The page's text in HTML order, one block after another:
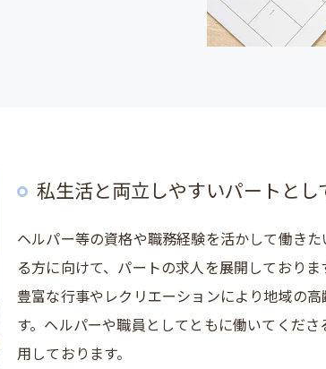
私生活と両立しやすいパートとし
ヘルパー等の資格や職務経験を活かして働き
る方に向けて、パートの求人を展開しており
豊富な行事やレクリエーションにより地域の
す。ヘルパーや職員としてともに働いてくだ
用しております。